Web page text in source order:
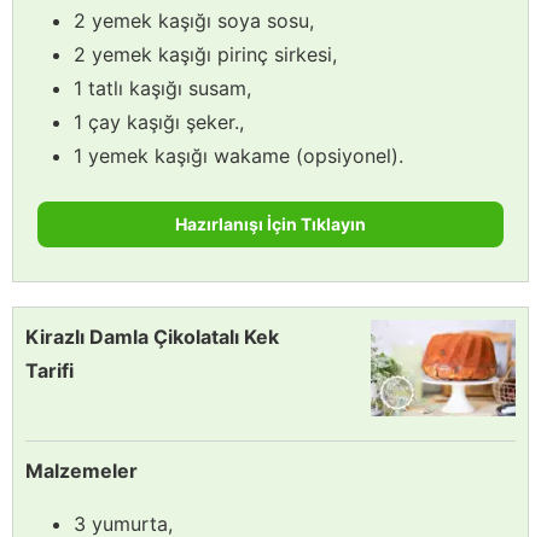
2 yemek kaşığı soya sosu,
2 yemek kaşığı pirinç sirkesi,
1 tatlı kaşığı susam,
1 çay kaşığı şeker.,
1 yemek kaşığı wakame (opsiyonel).
Hazırlanışı İçin Tıklayın
Kirazlı Damla Çikolatalı Kek
Tarifi
Malzemeler
3 yumurta,